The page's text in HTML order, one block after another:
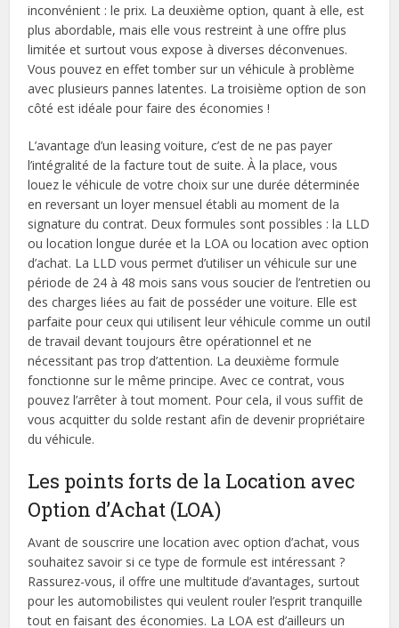
inconvénient : le prix. La deuxième option, quant à elle, est
plus abordable, mais elle vous restreint à une offre plus
limitée et surtout vous expose à diverses déconvenues.
Vous pouvez en effet tomber sur un véhicule à problème
avec plusieurs pannes latentes. La troisième option de son
côté est idéale pour faire des économies !
L’avantage d’un leasing voiture, c’est de ne pas payer
l’intégralité de la facture tout de suite. À la place, vous
louez le véhicule de votre choix sur une durée déterminée
en reversant un loyer mensuel établi au moment de la
signature du contrat. Deux formules sont possibles : la LLD
ou location longue durée et la LOA ou location avec option
d’achat. La LLD vous permet d’utiliser un véhicule sur une
période de 24 à 48 mois sans vous soucier de l’entretien ou
des charges liées au fait de posséder une voiture. Elle est
parfaite pour ceux qui utilisent leur véhicule comme un outil
de travail devant toujours être opérationnel et ne
nécessitant pas trop d’attention. La deuxième formule
fonctionne sur le même principe. Avec ce contrat, vous
pouvez l’arrêter à tout moment. Pour cela, il vous suffit de
vous acquitter du solde restant afin de devenir propriétaire
du véhicule.
Les points forts de la Location avec
Option d’Achat (LOA)
Avant de souscrire une location avec option d’achat, vous
souhaitez savoir si ce type de formule est intéressant ?
Rassurez-vous, il offre une multitude d’avantages, surtout
pour les automobilistes qui veulent rouler l’esprit tranquille
tout en faisant des économies. La LOA est d’ailleurs un